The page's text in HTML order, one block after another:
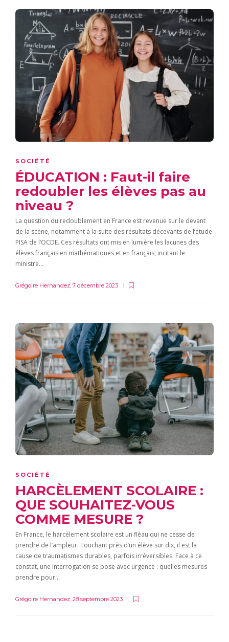
SOCIÉTÉ
ÉDUCATION : Faut-il faire
redoubler les élèves pas au
niveau ?
La question du redoublement en France est revenue sur le devant
de la scène, notamment à la suite des résultats décevants de l’étude
PISA de l’OCDE. Ces résultats ont mis en lumière les lacunes des
élèves français en mathématiques et en français, incitant le
ministre…
Grégoire Hernandez 7 décembre 2023
SOCIÉTÉ
HARCÈLEMENT SCOLAIRE :
QUE SOUHAITEZ-VOUS
COMME MESURE ?
En France, le harcèlement scolaire est un fléau qui ne cesse de
prendre de l’ampleur. Touchant près d’un élève sur dix, il est la
cause de traumatismes durables, parfois irréversibles. Face à ce
constat, une interrogation se pose avec urgence : quelles mesures
prendre pour…
Grégoire Hernandez 28 septembre 2023